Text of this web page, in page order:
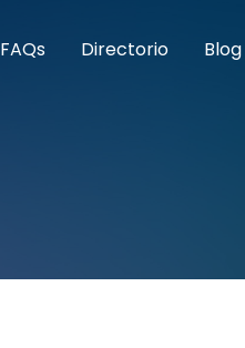
FAQs Directorio Blog